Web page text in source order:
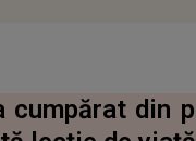
cumpărat din